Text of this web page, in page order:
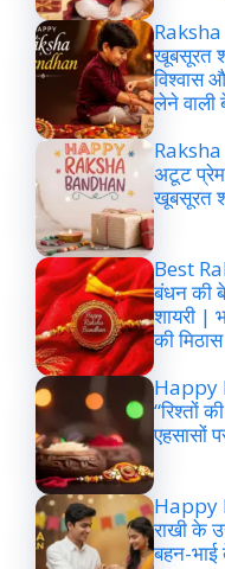
खूबसूरत
विश्वास
लेने वाली
अटूट
खूबसूरत
Best
बंधन की
शायरी |
की
Happy
“रिश्तों
एहसासों
Happy
राखी के
बहन-भाई